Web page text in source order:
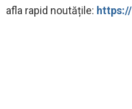
afla rapid noutățile: